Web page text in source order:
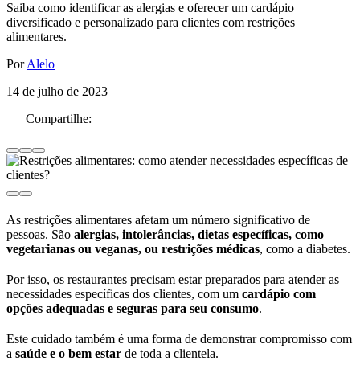
Saiba como identificar as alergias e oferecer um cardápio
diversificado e personalizado para clientes com restrições
alimentares.
PorAlelo
14 de julho de 2023
Compartilhe:
As restrições alimentares afetam um número significativo de
pessoas. São alergias, intolerâncias, dietas específicas, como
vegetarianas ou veganas, ou restrições médicas, como a diabetes.
Por isso, os restaurantes precisam estar preparados para atender as
necessidades específicas dos clientes, com um cardápio com
opções adequadas e seguras para seu consumo.
Este cuidado também é uma forma de demonstrar compromisso com
a saúde e o bem estar de toda a clientela.